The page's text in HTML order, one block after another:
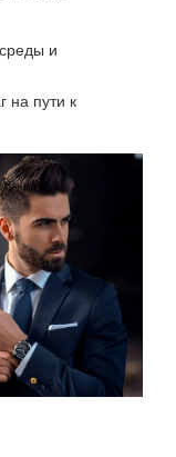
и
на пути к